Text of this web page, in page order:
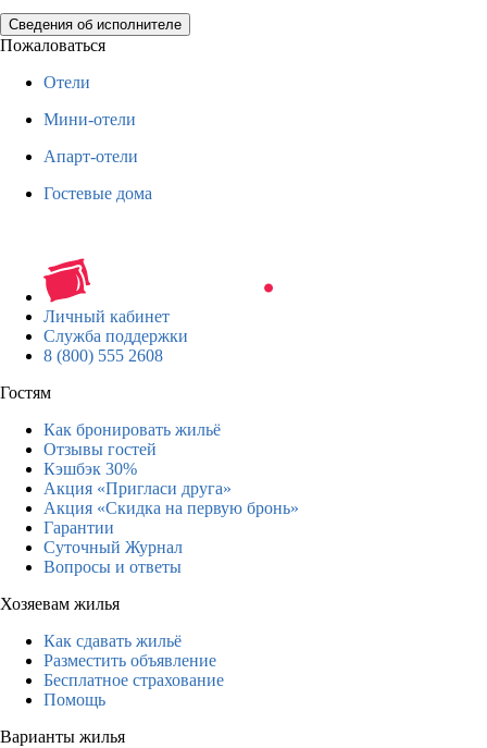
Сведения об исполнителе
Пожаловаться
Отели
Мини-отели
Апарт-отели
Гостевые дома
Личный кабинет
Служба поддержки
8 (800) 555 2608
Гостям
Как бронировать жильё
Отзывы гостей
Кэшбэк 30%
Акция «Пригласи друга»
Акция «Скидка на первую бронь»
Гарантии
Суточный Журнал
Вопросы и ответы
Хозяевам жилья
Как сдавать жильё
Разместить объявление
Бесплатное страхование
Помощь
Варианты жилья